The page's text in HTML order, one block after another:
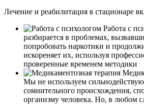
Лечение и реабилитация в стационаре
Работа с
разбирается в проблемах,
попробовать наркотики и
искореняет их, используя
проверенные временем методики
Мы не используем
сомнительного происхождения,
организму человека. Но, в любом